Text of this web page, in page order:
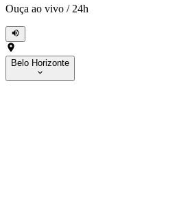
Ouça ao vivo / 24h
Belo Horizonte